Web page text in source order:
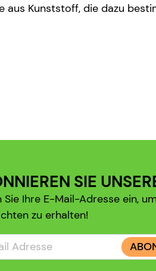
Kunststoff, die dazu
SIE
Sie Ihre E-Mail-Adresse ein,
zu erhalten!